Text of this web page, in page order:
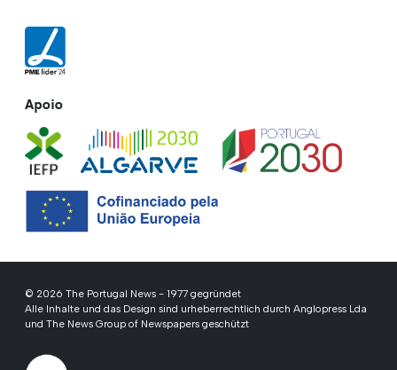
Apoio
© 2026 The Portugal News - 1977 gegründet
Alle Inhalte und das Design sind urheberrechtlich durch Anglopress Lda
und The News Group of Newspapers geschützt